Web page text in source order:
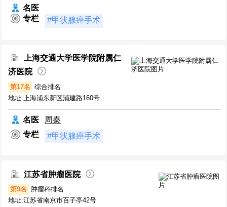
名医
专栏
#甲状腺癌手术
上海交通大学医学院附属仁
济医院
第17名 综合排名
地址:上海浦东新区浦建路160号
名医
周秦
专栏
#甲状腺癌手术
江苏省肿瘤医院
第9名
肿瘤科排名
地址:江苏省南京市百子亭42号